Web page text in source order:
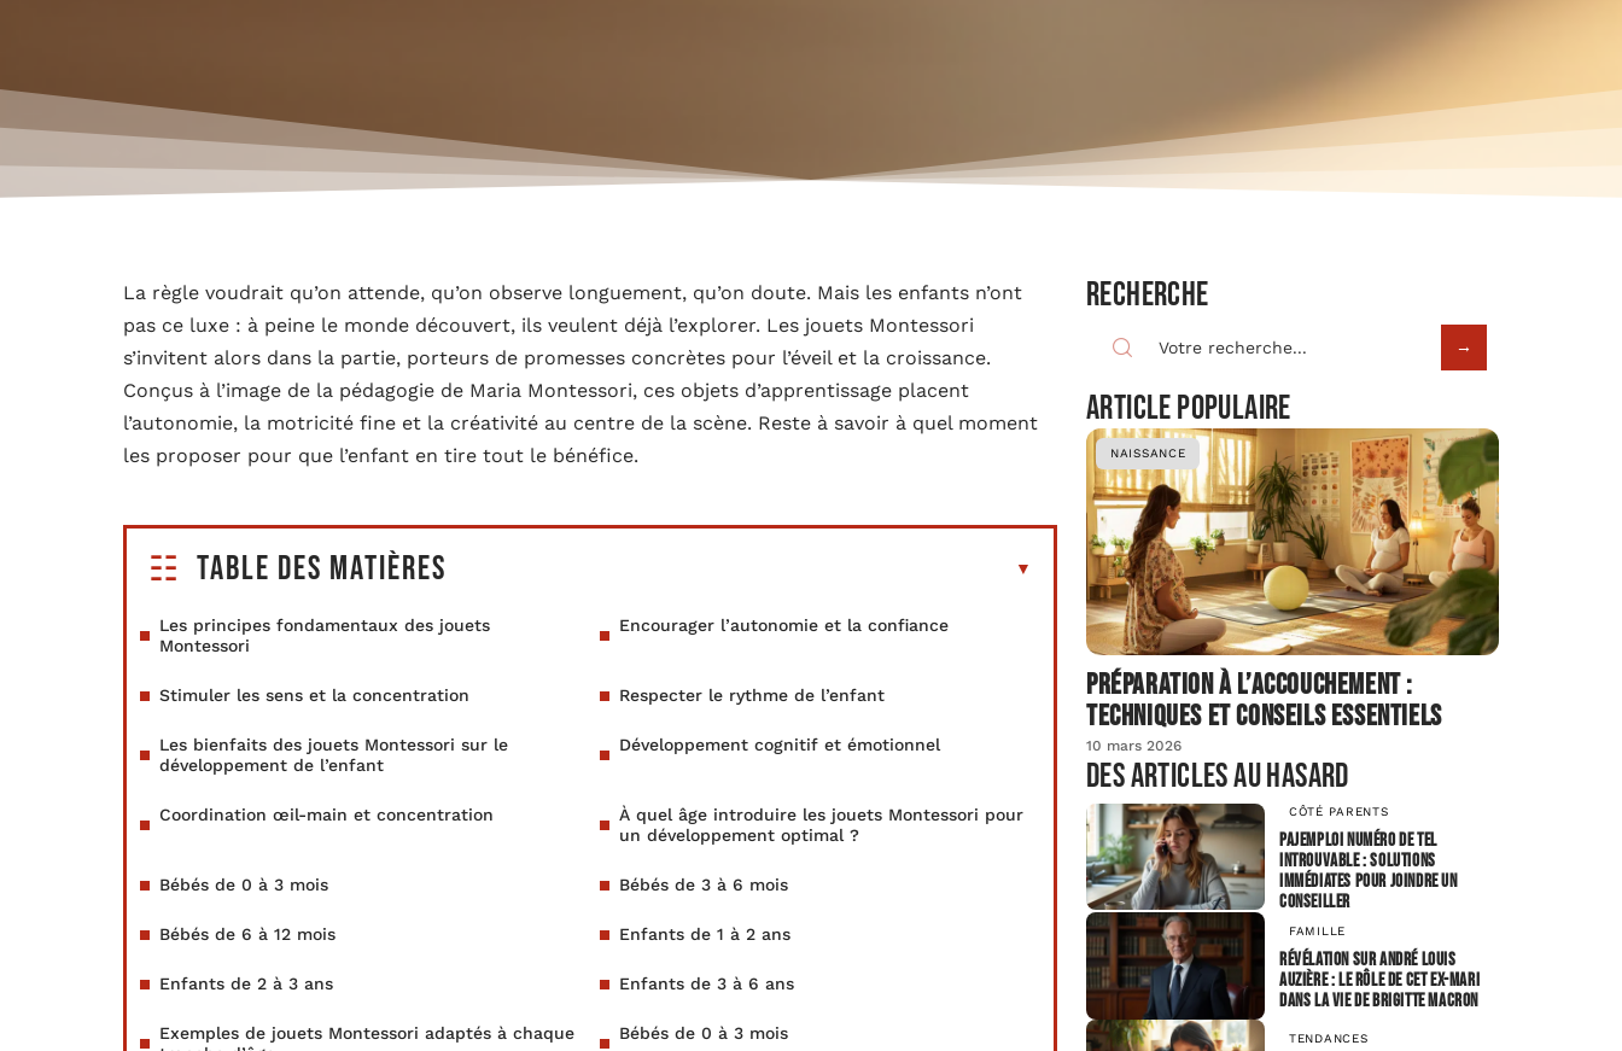
La règle voudrait qu’on attende, qu’on observe longuement, qu’on doute. Mais les enfants n’ont
pas ce luxe : à peine le monde découvert, ils veulent déjà l’explorer. Les jouets Montessori
s’invitent alors dans la partie, porteurs de promesses concrètes pour l’éveil et la croissance.
Conçus à l’image de la pédagogie de Maria Montessori, ces objets d’apprentissage placent
l’autonomie, la motricité fine et la créativité au centre de la scène. Reste à savoir à quel moment
les proposer pour que l’enfant en tire tout le bénéfice.
Table des matières
Les principes fondamentaux des jouets
Montessori
Encourager l’autonomie et la confiance
Stimuler les sens et la concentration Respecter le rythme de l’enfant
Les bienfaits des jouets Montessori sur le
développement de l’enfant
Développement cognitif et émotionnel
Coordination œil-main et concentration
À quel âge introduire les jouets Montessori pour
un développement optimal ?
Bébés de 0 à 3 mois Bébés de 3 à 6 mois
Bébés de 6 à 12 mois Enfants de 1 à 2 ans
Enfants de 2 à 3 ans Enfants de 3 à 6 ans
Exemples de jouets Montessori adaptés à chaque
Bébés de 0 à 3 mois
Recherche
Article populaire
NAISSANCE
Préparation à l’accouchement :
techniques et conseils essentiels
10 mars 2026
Des articles au hasard
CÔTÉ PARENTS
Pajemploi numéro de tel
introuvable : solutions
immédiates pour joindre un
conseiller
FAMILLE
Révélation sur andré louis
auzière : le rôle de cet ex-mari
dans la vie de Brigitte Macron
TENDANCES